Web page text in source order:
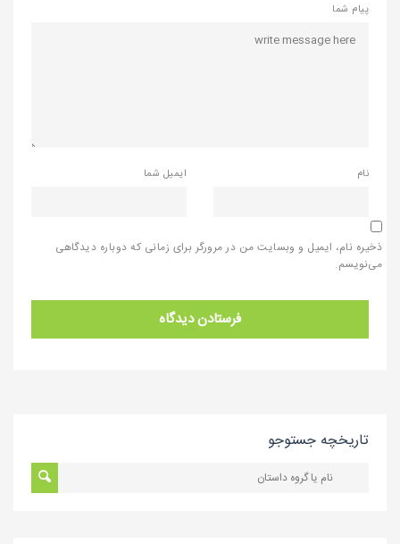
پیام شما
نام ایمیل شما
ذخیره نام، ایمیل و وبسایت من در مرورگر برای زمانی که دوباره دیدگاهی
می‌نویسم.
تاریخچه جستوجو